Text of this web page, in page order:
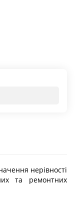
нерівності
та ремонтних